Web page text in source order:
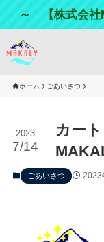
～ 【株式会社
ホーム ごあいさつ
カー
2023
7/14
ごあいさつ 2023